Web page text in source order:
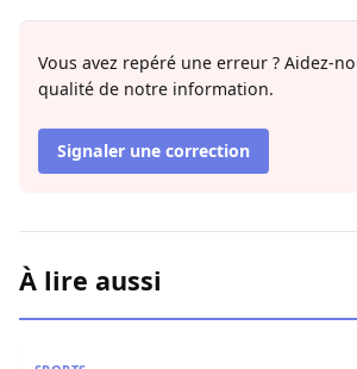
Vous avez repéré une erreur ? Aidez-
qualité de notre information.
Signaler une correction
À lire aussi